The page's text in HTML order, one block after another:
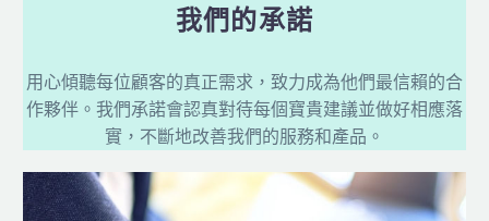
我們的承諾
用心傾聽每位顧客的真正需求，致力成為他們最信賴的合
作夥伴。我們承諾會認真對待每個寶貴建議並做好相應落
實，不斷地改善我們的服務和產品。